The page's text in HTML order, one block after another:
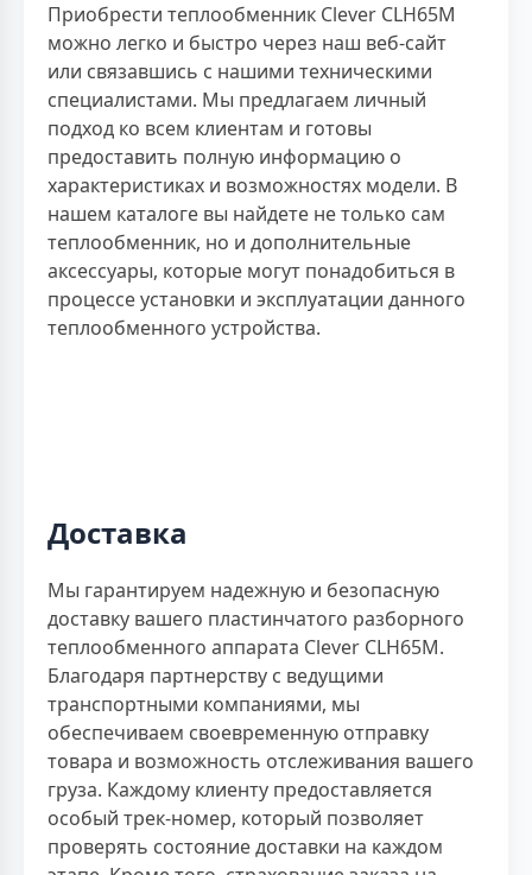
Приобрести теплообменник Clever CLH65M
можно легко и быстро через наш веб-сайт
или связавшись с нашими техническими
специалистами. Мы предлагаем личный
подход ко всем клиентам и готовы
предоставить полную информацию о
характеристиках и возможностях модели. В
нашем каталоге вы найдете не только сам
теплообменник, но и дополнительные
аксессуары, которые могут понадобиться в
процессе установки и эксплуатации данного
теплообменного устройства.
Доставка
Мы гарантируем надежную и безопасную
доставку вашего пластинчатого разборного
теплообменного аппарата Clever CLH65M.
Благодаря партнерству с ведущими
транспортными компаниями, мы
обеспечиваем своевременную отправку
товара и возможность отслеживания вашего
груза. Каждому клиенту предоставляется
особый трек-номер, который позволяет
проверять состояние доставки на каждом